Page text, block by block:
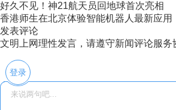
好久不见！神21航天员回地球首次亮相
香港师生在北京体验智能机器人最新应用
发表评论
文明上网理性发言，请遵守新闻评论服务
登录